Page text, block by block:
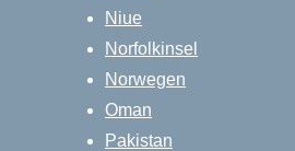
Niue
Norfolkinsel
Norwegen
Oman
Pakistan